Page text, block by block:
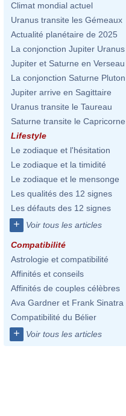
Climat mondial actuel
Uranus transite les Gémeaux
Actualité planétaire de 2025
La conjonction Jupiter Uranus
Jupiter et Saturne en Verseau
La conjonction Saturne Pluton
Jupiter arrive en Sagittaire
Uranus transite le Taureau
Saturne transite le Capricorne
Lifestyle
Le zodiaque et l'hésitation
Le zodiaque et la timidité
Le zodiaque et le mensonge
Les qualités des 12 signes
Les défauts des 12 signes
+ Voir tous les articles
Compatibilité
Astrologie et compatibilité
Affinités et conseils
Affinités de couples célèbres
Ava Gardner et Frank Sinatra
Compatibilité du Bélier
+ Voir tous les articles